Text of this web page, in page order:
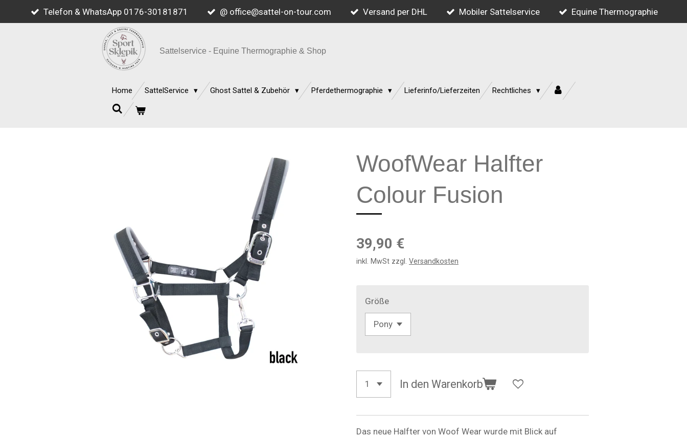
Hauptinhalt
Telefon & WhatsApp 0176-30181871 @ office@sattel-on-tour.com Versand per DHL Mobiler Sattelservice Equine Thermographie
Sattelservice - Equine Thermographie & Shop
Home SattelService Ghost Sattel & Zubehör Pferdethermographie Lieferinfo/Lieferzeiten Rechtliches
WoofWear Halfter
Colour Fusion
39,90 €
inkl. MwSt zzgl. Versandkosten
Größe
In den Warenkorb
Das neue Halfter von Woof Wear wurde mit Blick auf